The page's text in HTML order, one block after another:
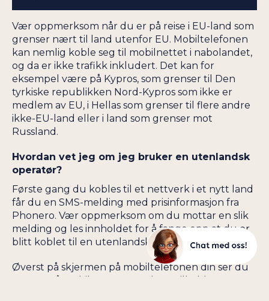
Vær oppmerksom når du er på reise i EU-land som
grenser nært til land utenfor EU. Mobiltelefonen
kan nemlig koble seg til mobilnettet i nabolandet,
og da er ikke trafikk inkludert. Det kan for
eksempel være på Kypros, som grenser til Den
tyrkiske republikken Nord-Kypros som ikke er
medlem av EU, i Hellas som grenser til flere andre
ikke-EU-land eller i land som grenser mot
Russland.
Hvordan vet jeg om jeg bruker en utenlandsk
operatør?
Første gang du kobles til et nettverk i et nytt land
får du en SMS-melding med prisinformasjon fra
Phonero. Vær oppmerksom om du mottar en slik
melding og les innholdet for å fange opp at du er
blitt koblet til en utenlandsk operatør.
Øverst på skjermen på mobiltelefonen din ser du
navnet på mobiloperatøren du er tilkoblet.